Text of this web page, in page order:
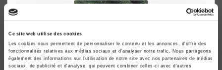
Ce site web utilise des cookies
Les cookies nous permettent de personnaliser le contenu et les annonces, d'offrir des
fonctionnalités relatives aux médias sociaux et d'analyser notre trafic. Nous partageons
également des informations sur l'utilisation de notre site avec nos partenaires de médias
sociaux, de publicité et d'analyse, qui peuvent combiner celles-ci avec d'autres
new